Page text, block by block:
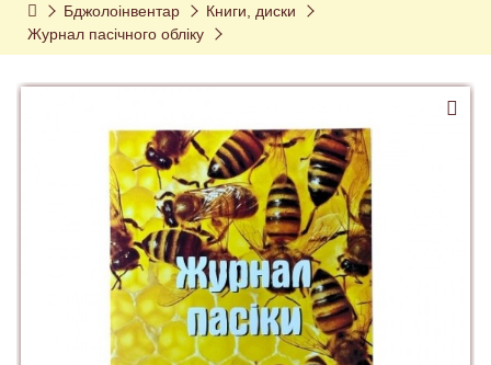
Бджолоінвентар
Книги, диски
Журнал пасічного обліку